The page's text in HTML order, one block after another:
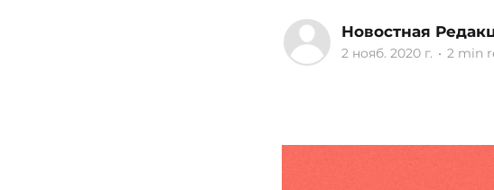
Новостная
2 нояб. 2020 г. • 2 min